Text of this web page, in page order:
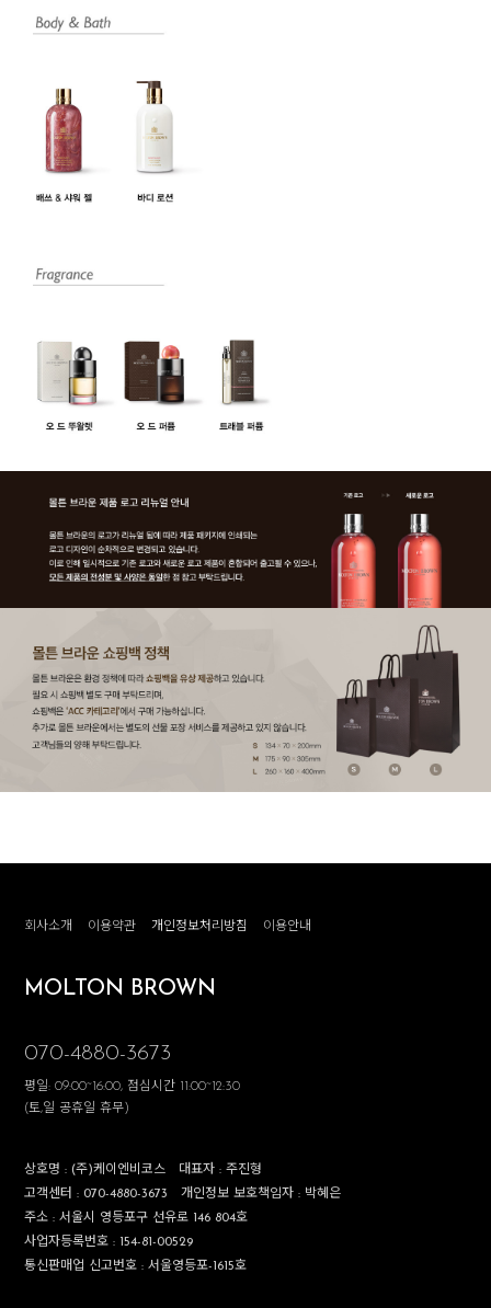
회사소개 이용약관 개인정보처리방침 이용안내
MOLTON BROWN
070-4880-3673
평일: 09:00~16:00, 점심시간 11:00~12:30
(토,일 공휴일 휴무)
상호명 :(주)케이엔비코스 대표자 :주진형
고객센터 : 070-4880-3673 개인정보 보호책임자 : 박혜은
주소 :서울시 영등포구 선유로 146 804호
사업자등록번호 : 154-81-00529
통신판매업 신고번호 :서울영등포-1615호